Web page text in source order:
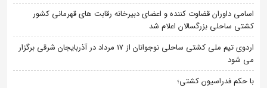
اسامی داوران قضاوت کننده و اعضای دبیرخانه رقابت های قهرمانی کشور
کشتی ساحلی بزرگسالان اعلام شد
اردوی تیم ملی کشتی ساحلی نوجوانان از 17 مرداد در آذربایجان شرقی برگزار
می شود
با حکم فدراسیون کشتی؛